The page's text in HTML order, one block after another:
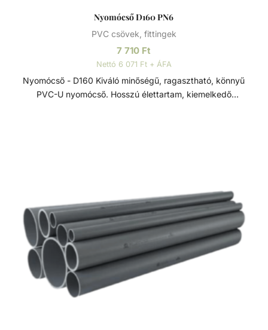
Nyomócső D160 PN6
PVC csövek, fittingek
7 710 Ft
Nettó 6 071 Ft + ÁFA
Nyomócső - D160 Kiváló minőségű, ragasztható, könnyű
PVC-U nyomócső. Hosszú élettartam, kiemelkedő
köszönhetően technológiai (savas vagy lúgos közegek) és
vízgépészeti (uszoda technika) csőhálózatok kedvelt
megoldása.